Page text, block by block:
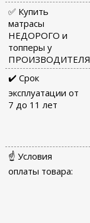
✅ Купить
матрасы
НЕДОРОГО и
топперы у
ПРОИЗВОДИТЕЛЯ
✔️ Срок
эксплуатации от
7 до 11 лет
☝ Условия
оплаты товара: